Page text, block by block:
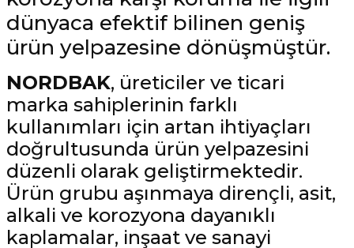
Kaplamalar
ve Penseler
dünyaca efektif bilinen geniş
ürün yelpazesine dönüşmüştür.
NORDBAK, üreticiler ve ticari
marka sahiplerinin farklı
kullanımları için artan ihtiyaçları
doğrultusunda ürün yelpazesini
düzenli olarak geliştirmektedir.
Ürün grubu aşınmaya dirençli, asit,
alkali ve korozyona dayanıklı
kaplamalar, inşaat ve sanayi